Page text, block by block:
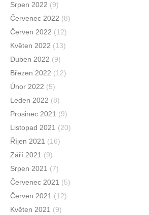
Srpen 2022 (9)
Červenec 2022 (8)
Červen 2022 (12)
Květen 2022 (13)
Duben 2022 (9)
Březen 2022 (12)
Únor 2022 (5)
Leden 2022 (8)
Prosinec 2021 (9)
Listopad 2021 (20)
Říjen 2021 (16)
Září 2021 (9)
Srpen 2021 (7)
Červenec 2021 (5)
Červen 2021 (12)
Květen 2021 (9)